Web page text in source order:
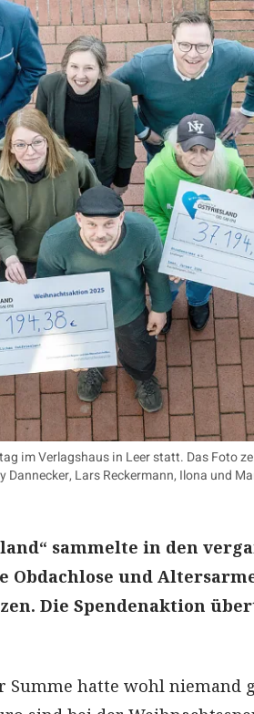
im Verlagshaus in Leer statt. Das Foto
Lars Reckermann, Ilona und
sammelte in den
und
Die Spendenaktion
Summe hatte wohl niemand